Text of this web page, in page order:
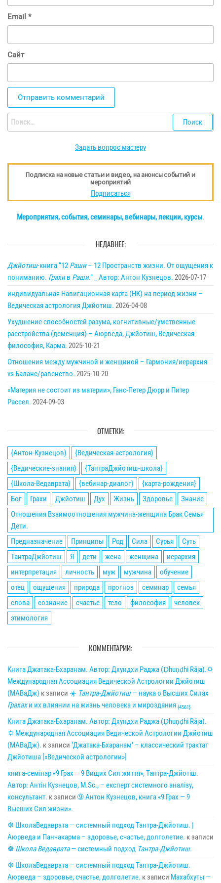
Email *
Сайт
Найти:
Задать вопрос мастеру
Подписка на новые статьи и видео, на анонсы событий и
мероприятий
Подписаться
Мероприятия, события, семинары, вебинары, лекции, курсы.
НЕДАВНЕЕ:
Джйотиш-книга “12 Раши– 12 Пространств жизни. От ощущения к
пониманию. Грахив Раши.” _ Автор: Антон Кузнецов. 2026-07-17
индивидуальная Навигационная карта (НК) на период жизни –
Ведическая астрология Джйотиш. 2026-04-08
Ухудшение способностей разума, когнитивные/умственные
расстройства (деменция) – Аюрведа, Джйотиш, Ведическая
философия, Карма. 2025-10-21
Отношения между мужчиной и женщиной – Гармония/иерархия
vs Баланс/равенство. 2025-10-20
«Материя не состоит из материи», Ганс-Петер Дюрр и Питер
Рассел. 2024-09-03
ОТМЕТКИ:
{Антон-Кузнецов}
{Ведическая-астрология}
{Ведические-знания}
{ТантраДжйотиш-школа}
{Школа-Ведаврата}
{вебинар-диалог}
{карта-рождения}
Бог
Грахи Джйотиш Дух Жизнь Здоровье
Знание
Отношения Взаимоотношения мужчина-женщина Брак Семья
Дети.
Предназначение
Принципы Род Сила Сурья
Суть
ТантраДжйотиш
Я дети жена женщина
иерархия
интерпретация
личность муж мужчина
обучение
отец
ощущения природа прогноз семинар
семья
слова
сознание счастье тело философия
человек
этимология
КОММЕНТАРИИ:
Книга Джатака-Бхаранам. Автор: Дхундхи Раджа (Ḍhuṇḍhi Rāja).🌣
Международная Ассоциация Ведической Астрологии Джйотиш
(МАВаДж) к записи ☀ Тантра-Джйотиш— наука о Высших Силах
Грахахи их влиянии на жизнь человека и мироздания {4561}
Книга Джатака-Бхаранам. Автор: Дхундхи Раджа (Ḍhuṇḍhi Rāja).
🌣 Международная Ассоциация Ведической Астрологии Джйотиш
(МАВаДж). к записи ‘Джатака-Бхаранам’ – классический трактат
Джйотиша [«Ведической астрологии»]
книга-семінар «9 Грах – 9 Вищих Сил життя», Тантра-Джйотіш.
Автор: Антін Кузнецов, M.Sc., – експерт системного аналізу,
консультант. к записи ➈ Антон Кузнецов, книга «9 Грах — 9
Высших Сил жизни».
☸ ШколаВедаврата — системный подход Тантра-Джйотиш. |
Аюрведа и Панчакарма – здоровье, счастье, долголетие. к записи
☸ Школа Ведаврата— системный подход Тантра-Джйотиш.
☸ ШколаВедаврата — системный подход Тантра-Джйотиш.
Аюрведа – здоровье, счастье, долголетие. к записи Махабхуты —